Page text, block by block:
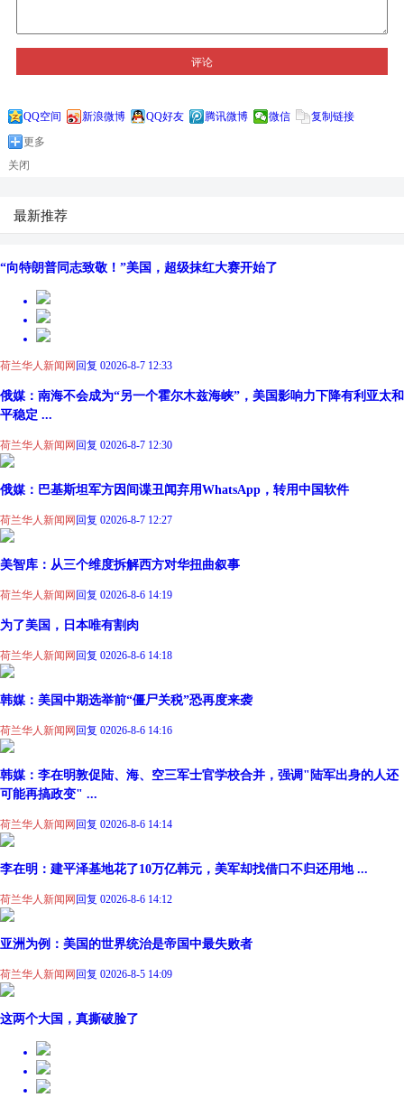
评论
QQ空间 新浪微博 QQ好友 腾讯微博 微信
复制链接
更多
关闭
最新推荐
“向特朗普同志致敬！”美国，超级抹红大赛开始了
荷兰华人新闻网回复 02026-8-7 12:33
俄媒：南海不会成为“另一个霍尔木兹海峡”，美国影响力下降有利亚太和
平稳定 ...
荷兰华人新闻网回复 02026-8-7 12:30
俄媒：巴基斯坦军方因间谍丑闻弃用WhatsApp，转用中国软件
荷兰华人新闻网 回复 02026-8-7 12:27
美智库：从三个维度拆解西方对华扭曲叙事
荷兰华人新闻网 回复 02026-8-6 14:19
为了美国，日本唯有割肉
荷兰华人新闻网 回复 02026-8-6 14:18
韩媒：美国中期选举前“僵尸关税”恐再度来袭
荷兰华人新闻网 回复 02026-8-6 14:16
韩媒：李在明敦促陆、海、空三军士官学校合并，强调"陆军出身的人还
可能再搞政变" ...
荷兰华人新闻网 回复 02026-8-6 14:14
李在明：建平泽基地花了10万亿韩元，美军却找借口不归还用地 ...
荷兰华人新闻网 回复 02026-8-6 14:12
亚洲为例：美国的世界统治是帝国中最失败者
荷兰华人新闻网 回复 02026-8-5 14:09
这两个大国，真撕破脸了